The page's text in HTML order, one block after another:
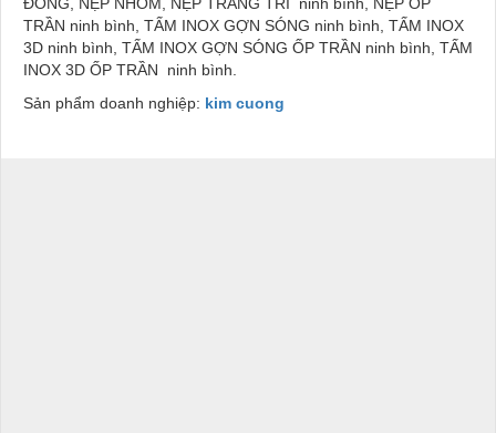
ĐỒNG, NẸP NHÔM, NẸP TRANG TRÍ ninh bình, NẸP ỐP
TRẦN ninh bình, TẤM INOX GỢN SÓNG ninh bình, TẤM INOX
3D ninh bình, TẤM INOX GỢN SÓNG ỐP TRẦN ninh bình, TẤM
INOX 3D ỐP TRẦN ninh bình.
Sản phẩm doanh nghiệp: kim cuong